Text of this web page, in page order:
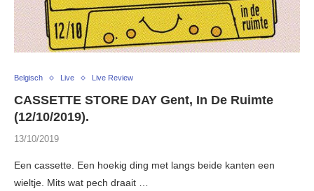
Belgisch Live Live Review
CASSETTE STORE DAY Gent, In De Ruimte
(12/10/2019).
13/10/2019
Een cassette. Een hoekig ding met langs beide kanten een
wieltje. Mits wat pech draait …